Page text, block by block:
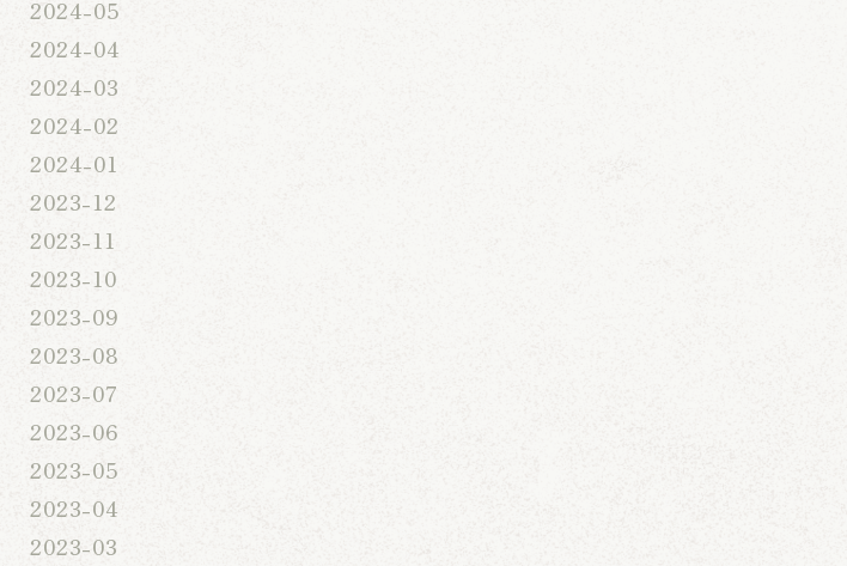
2024-05
2024-04
2024-03
2024-02
2024-01
2023-12
2023-11
2023-10
2023-09
2023-08
2023-07
2023-06
2023-05
2023-04
2023-03